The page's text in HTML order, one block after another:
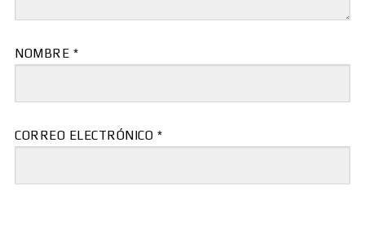
NOMBRE *
CORREO ELECTRÓNICO *